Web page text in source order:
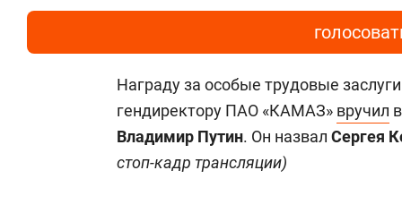
Награду за особые трудовые
гендиректору ПАО «КАМАЗ» вручил
Владимир Путин. Он назвал Сергея
стоп-кадр трансляции)